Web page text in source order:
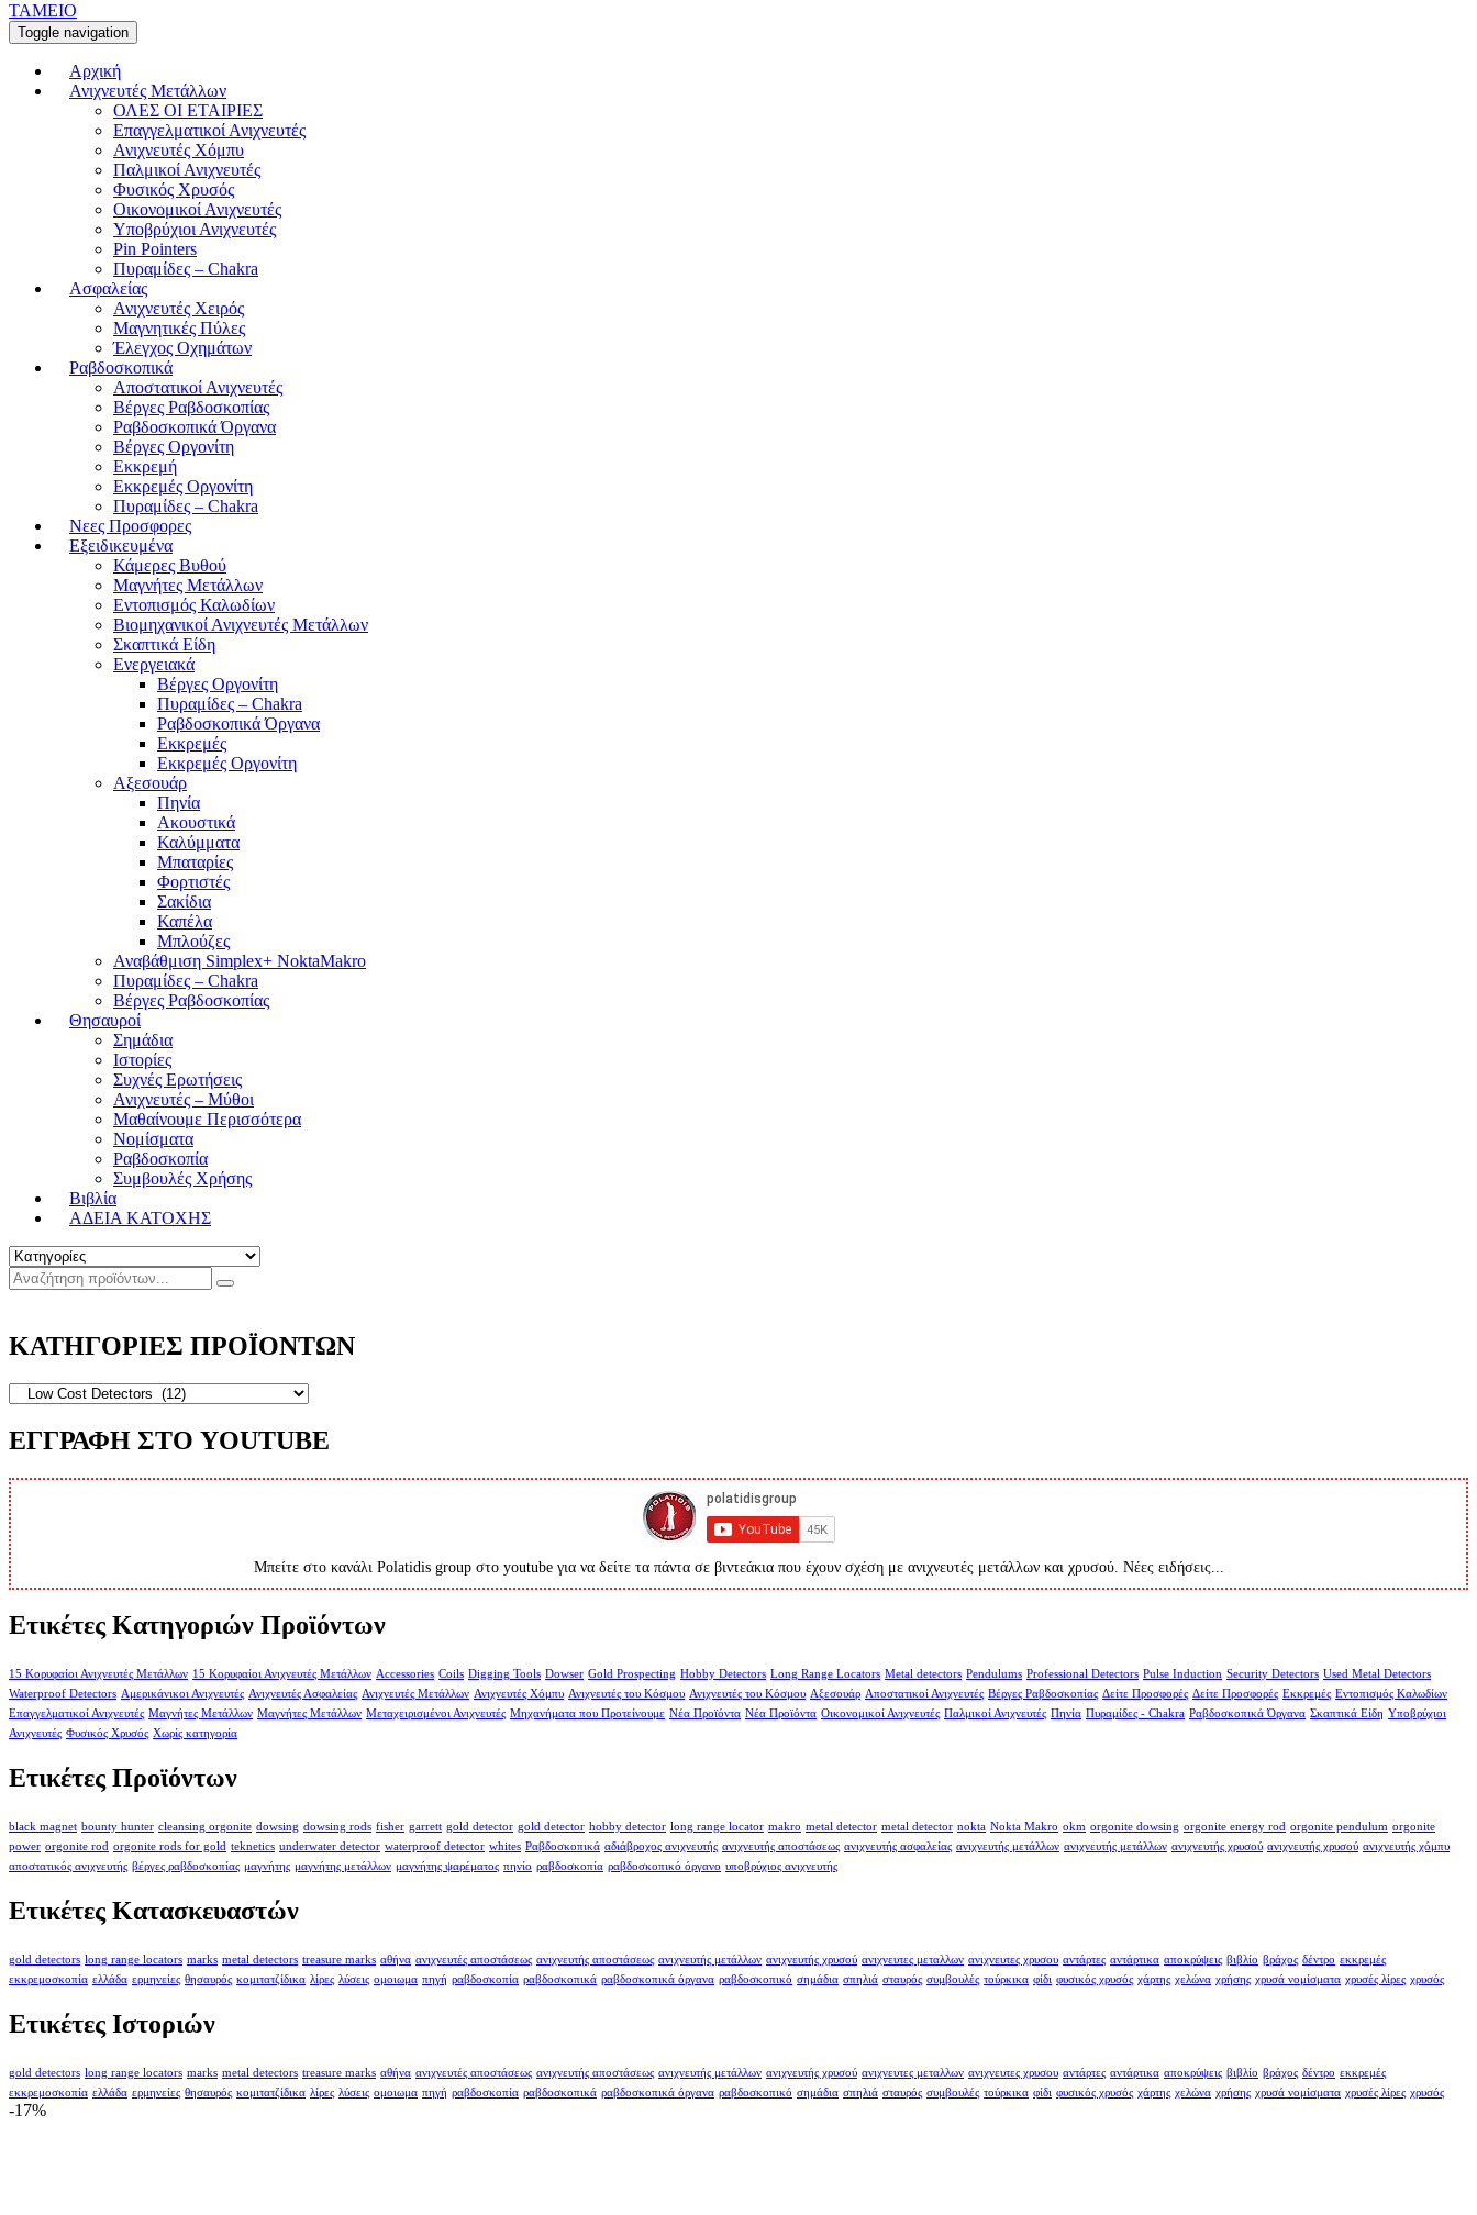
ΤΑΜΕΙΟ
Toggle navigation
Αρχική
Ανιχνευτές Μετάλλων
ΟΛΕΣ ΟΙ ΕΤΑΙΡΙΕΣ
Επαγγελματικοί Ανιχνευτές
Ανιχνευτές Χόμπυ
Παλμικοί Ανιχνευτές
Φυσικός Χρυσός
Οικονομικοί Ανιχνευτές
Υποβρύχιοι Ανιχνευτές
Pin Pointers
Πυραμίδες – Chakra
Ασφαλείας
Ανιχνευτές Χειρός
Μαγνητικές Πύλες
Έλεγχος Οχημάτων
Ραβδοσκοπικά
Αποστατικοί Ανιχνευτές
Βέργες Ραβδοσκοπίας
Ραβδοσκοπικά Όργανα
Βέργες Οργονίτη
Εκκρεμή
Εκκρεμές Οργονίτη
Πυραμίδες – Chakra
Νεες Προσφορες
Εξειδικευμένα
Κάμερες Βυθού
Μαγνήτες Μετάλλων
Εντοπισμός Καλωδίων
Βιομηχανικοί Ανιχνευτές Μετάλλων
Σκαπτικά Είδη
Ενεργειακά
Βέργες Οργονίτη
Πυραμίδες – Chakra
Ραβδοσκοπικά Όργανα
Εκκρεμές
Εκκρεμές Οργονίτη
Αξεσουάρ
Πηνία
Ακουστικά
Καλύμματα
Μπαταρίες
Φορτιστές
Σακίδια
Καπέλα
Μπλούζες
Αναβάθμιση Simplex+ NoktaMakro
Πυραμίδες – Chakra
Βέργες Ραβδοσκοπίας
Θησαυροί
Σημάδια
Ιστορίες
Συχνές Ερωτήσεις
Ανιχνευτές – Μύθοι
Μαθαίνουμε Περισσότερα
Νομίσματα
Ραβδοσκοπία
Συμβουλές Χρήσης
Βιβλία
ΑΔΕΙΑ ΚΑΤΟΧΗΣ
ΚΑΤΗΓΟΡΙΕΣ ΠΡΟΪΟΝΤΩΝ
ΕΓΓΡΑΦΗ ΣΤΟ YOUTUBE
Μπείτε στο κανάλι Polatidis group στο youtube για να δείτε τα πάντα σε βιντεάκια που έχουν σχέση με ανιχνευτές μετάλλων και χρυσού. Νέες ειδήσεις...
Ετικέτες Κατηγοριών Προϊόντων
15 Κορυφαίοι Ανιχνευτές Μετάλλων 15 Κορυφαίοι Ανιχνευτές Μετάλλων Accessories Coils Digging Tools Dowser Gold Prospecting Hobby Detectors Long Range Locators Metal detectors Pendulums Professional Detectors Pulse Induction Security Detectors Used Metal Detectors
Waterproof Detectors Αμερικάνικοι Ανιχνευτές Ανιχνευτές Ασφαλείας Ανιχνευτές Μετάλλων Ανιχνευτές Χόμπυ Ανιχνευτές του Κόσμου Ανιχνευτές του Κόσμου Αξεσουάρ Αποστατικοί Ανιχνευτές Βέργες Ραβδοσκοπίας Δείτε Προσφορές Δείτε Προσφορές Εκκρεμές Εντοπισμός Καλωδίων
Επαγγελματικοί Ανιχνευτές Μαγνήτες Μετάλλων Μαγνήτες Μετάλλων Μεταχειρισμένοι Ανιχνευτές Μηχανήματα που Προτείνουμε Νέα Προϊόντα Νέα Προϊόντα Οικονομικοί Ανιχνευτές Παλμικοί Ανιχνευτές Πηνία Πυραμίδες - Chakra Ραβδοσκοπικά Όργανα Σκαπτικά Είδη Υποβρύχιοι
Ανιχνευτές Φυσικός Χρυσός Χωρίς κατηγορία
Ετικέτες Προϊόντων
black magnet bounty hunter cleansing orgonite dowsing dowsing rods fisher garrett gold detector gold detector hobby detector long range locator makro metal detector metal detector nokta Nokta Makro okm orgonite dowsing orgonite energy rod orgonite pendulum orgonite
power orgonite rod orgonite rods for gold teknetics underwater detector waterproof detector whites Ραβδοσκοπικά αδιάβροχος ανιχνευτής ανιχνευτής αποστάσεως ανιχνευτής ασφαλείας ανιχνευτής μετάλλων ανιχνευτής μετάλλων ανιχνευτής χρυσού ανιχνευτής χρυσού ανιχνευτής χόμπυ
αποστατικός ανιχνευτής βέργες ραβδοσκοπίας μαγνήτης μαγνήτης μετάλλων μαγνήτης ψαρέματος πηνίο ραβδοσκοπία ραβδοσκοπικό όργανο υποβρύχιος ανιχνευτής
Ετικέτες Κατασκευαστών
gold detectors long range locators marks metal detectors treasure marks αθήνα ανιχνευτές αποστάσεως ανιχνευτής αποστάσεως ανιχνευτής μετάλλων ανιχνευτής χρυσού ανιχνευτες μεταλλων ανιχνευτες χρυσου αντάρτες αντάρτικα αποκρύψεις βιβλίο βράχος δέντρο εκκρεμές
εκκρεμοσκοπία ελλάδα ερμηνείες θησαυρός κομιτατζίδικα λίρες λύσεις ομοιωμα πηγή ραβδοσκοπία ραβδοσκοπικά ραβδοσκοπικά όργανα ραβδοσκοπικό σημάδια σπηλιά σταυρός συμβουλές τούρκικα φίδι φυσικός χρυσός χάρτης χελώνα χρήσης χρυσά νομίσματα χρυσές λίρες χρυσός
Ετικέτες Ιστοριών
gold detectors long range locators marks metal detectors treasure marks αθήνα ανιχνευτές αποστάσεως ανιχνευτής αποστάσεως ανιχνευτής μετάλλων ανιχνευτής χρυσού ανιχνευτες μεταλλων ανιχνευτες χρυσου αντάρτες αντάρτικα αποκρύψεις βιβλίο βράχος δέντρο εκκρεμές
εκκρεμοσκοπία ελλάδα ερμηνείες θησαυρός κομιτατζίδικα λίρες λύσεις ομοιωμα πηγή ραβδοσκοπία ραβδοσκοπικά ραβδοσκοπικά όργανα ραβδοσκοπικό σημάδια σπηλιά σταυρός συμβουλές τούρκικα φίδι φυσικός χρυσός χάρτης χελώνα χρήσης χρυσά νομίσματα χρυσές λίρες χρυσός
-17%